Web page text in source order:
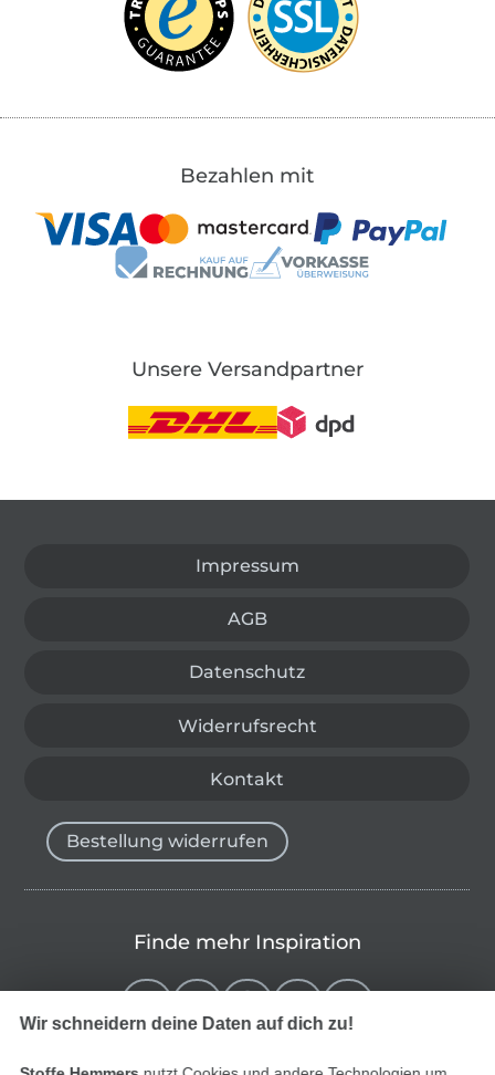
Bezahlen mit
Unsere Versandpartner
Impressum
AGB
Datenschutz
Widerrufsrecht
Kontakt
Bestellung widerrufen
Finde mehr Inspiration
Wir schneidern deine Daten auf dich zu!